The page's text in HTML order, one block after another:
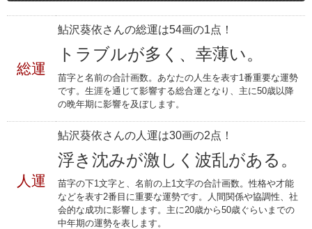
総運
鮎沢葵依さんの総運は54画の1点！
トラブルが多く、幸薄い。
苗字と名前の合計画数。あなたの人生を表す1番重要な運勢
です。生涯を通じて影響する総合運となり、主に50歳以降
の晩年期に影響を及ぼします。
人運
鮎沢葵依さんの人運は30画の2点！
浮き沈みが激しく波乱がある。
苗字の下1文字と、名前の上1文字の合計画数。性格や才能
などを表す2番目に重要な運勢です。人間関係や協調性、社
会的な成功に影響します。主に20歳から50歳ぐらいまでの
中年期の運勢を表します。